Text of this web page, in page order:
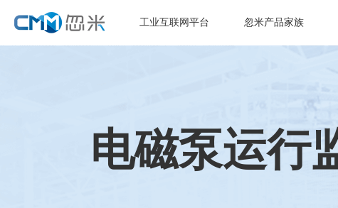
工业互联网平台 忽米产品家族
电磁泵运行